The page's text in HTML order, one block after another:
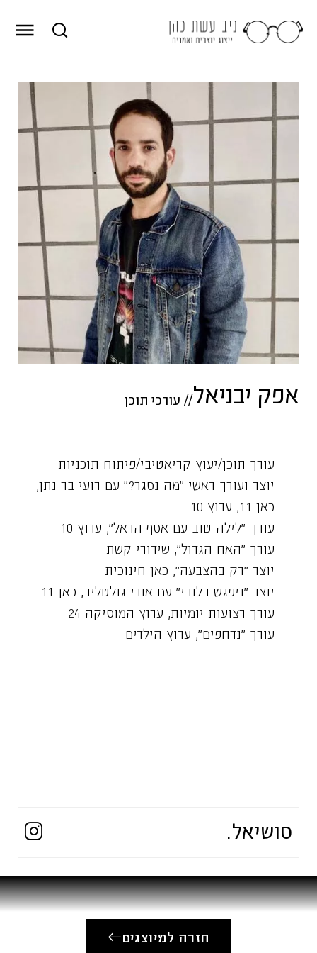
אפק יבניאל// עורכי תוכן
עורך תוכן/יעוץ קריאטיבי/פיתוח תוכניות
יוצר ועורך ראשי "מה נסגר?" עם רועי בר נתן,
כאן 11, ערוץ 10
עורך "לילה טוב עם אסף הראל", ערוץ 10
עורך "האח הגדול", שידורי קשת
יוצר "רק בהצבעה", כאן חינוכית
יוצר "ניפגש בלובי" עם אורי גולטליב, כאן 11
עורך רצועות יומיות, ערוץ המוסיקה 24
עורך "נדחפים", ערוץ הילדים
סושיאל.
חזרה למיוצגים